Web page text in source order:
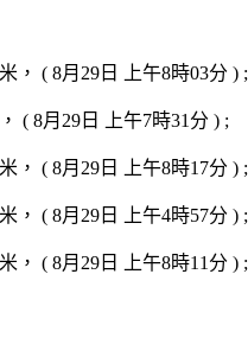
， ( 8月29日 上午8時03分 ) ;
( 8月29日 上午7時31分 ) ;
， ( 8月29日 上午8時17分 ) ;
， ( 8月29日 上午4時57分 ) ;
， ( 8月29日 上午8時11分 ) ;